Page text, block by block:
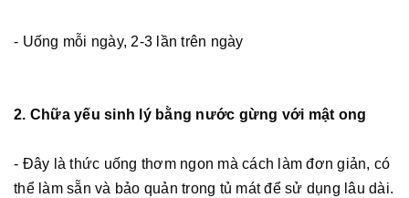
- Uống mỗi ngày, 2-3 lần trên ngày
2. Chữa yếu sinh lý bằng nước gừng với mật ong
- Đây là thức uống thơm ngon mà cách làm đơn giản, có
thể làm sẵn và bảo quản trong tủ mát để sử dụng lâu dài.